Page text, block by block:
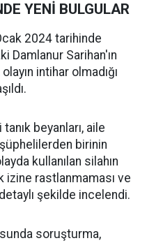
YENİ BULGULAR
2024 tarihinde
Damlanur Sarihan'ın
intihar olmadığı
beyanları, aile
birinin
kullanılan silahın
izine rastlanmaması ve
şekilde incelendi.
soruşturma,